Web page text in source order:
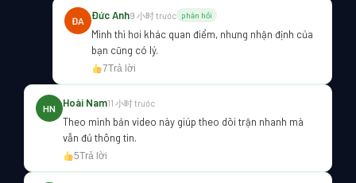
ĐA Đức Anh9 小时 trước phản hồi
Mình thì hơi khác quan điểm, nhưng nhận định của
bạn cũng có lý.
7Trả lời
HN Hoài Nam11 小时 trước
Theo mình bản video này giúp theo dõi trận nhanh mà
vẫn đủ thông tin.
5Trả lời